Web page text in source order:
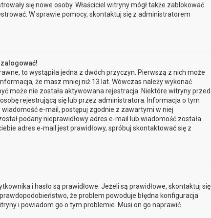
się nowe osoby. Właściciel witryny mógł także zablokować
W sprawie pomocy, skontaktuj się z administratorem
to wystąpiła jedna z dwóch przyczyn. Pierwszą z nich może
że masz mniej niż 13 lat. Wówczas należy wykonać
może nie została aktywowana rejestracja. Niektóre witryny przed
rejestrującą się lub przez administratora. Informacja o tym
wiadomość e-mail, postępuj zgodnie z zawartymi w niej
podany nieprawidłowy adres e-mail lub wiadomość została
adres e-mail jest prawidłowy, spróbuj skontaktować się z
i hasło są prawidłowe. Jeżeli są prawidłowe, skontaktuj się
że problem powoduje błędna konfiguracja
i powiadom go o tym problemie. Musi on go naprawić.